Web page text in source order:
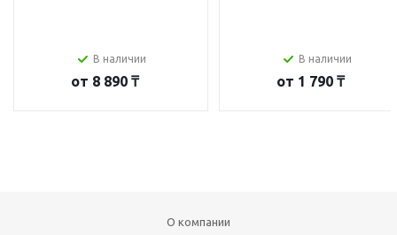
В наличии
от 8 890 ₸
В наличии
от 1 790 ₸
О компании